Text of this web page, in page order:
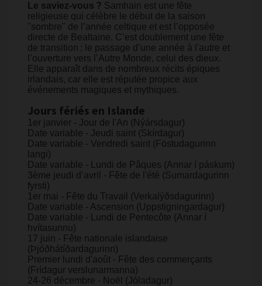
Le saviez-vous ? Samhain est une fête
religieuse qui célèbre le début de la saison
"sombre" de l’année celtique et est l’opposée
directe de Bealtaine. C’est doublement une fête
de transition ; le passage d’une année à l'autre et
l’ouverture vers l’Autre Monde, celui des dieux.
Elle apparaît dans de nombreux récits épiques
irlandais, car elle est réputée propice aux
événements magiques et mythiques.
Jours fériés en Islande
1er janvier - Jour de l'An (Nýársdagur)
Date variable - Jeudi saint (Skírdagur)
Date variable - Vendredi saint (Föstudagurinn
langi)
Date variable - Lundi de Pâques (Annar í páskum)
3ème jeudi d’avril - Fête de l'été (Sumardagurinn
fyrsti)
1er mai - Fête du Travail (Verkalýðsdagurinn)
Date variable - Ascension (Uppstigningardagur)
Date variable - Lundi de Pentecôte (Annar í
hvítasunnu)
17 juin - Fête nationale islandaise
(Þjóðhátíðardagurinn)
Premier lundi d'août - Fête des commerçants
(Frídagur verslunarmanna)
24-26 décembre - Noël (Jóladagur)